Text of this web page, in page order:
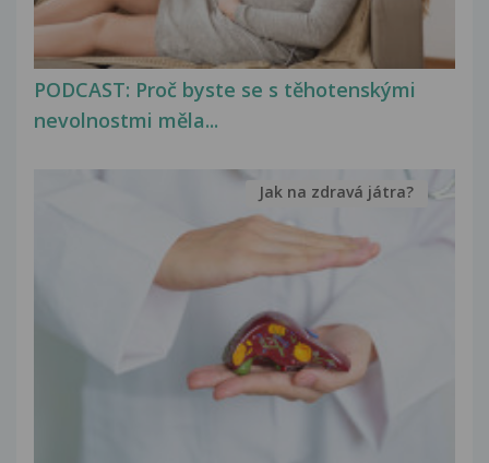
PODCAST: Proč byste se s těhotenskými
nevolnostmi měla...
Jak na zdravá játra?